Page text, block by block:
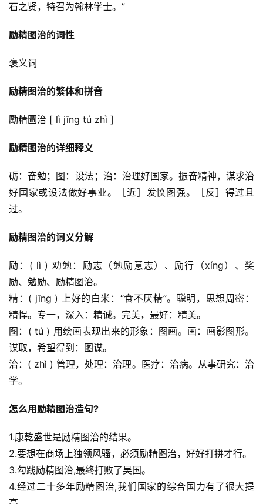
石之贤，特召为翰林学士。”
励精图治的词性
褒义词
励精图治的繁体和拼音
勵精圖治 [ lì jīng tú zhì ]
励精图治的详细释义
砺：奋勉；图：设法；治：治理好国家。振奋精神，谋求治
好国家或设法做好事业。［近］发愤图强。［反］得过且
过。
励精图治的词义分解
励：( lì ) 劝勉：励志（勉励意志）、励行（xíng）、奖
励、勉励、励精图治。
精：( jīng ) 上好的白米：“食不厌精”。聪明，思想周密：
精悍。专一，深入：精诚。完美，最好：精美。
图：( tú ) 用绘画表现出来的形象：图画。画：画影图形。
谋取，希望得到：图谋。
治：( zhì ) 管理，处理：治理。医疗：治病。从事研究：治
学。
怎么用励精图治造句?
1.康乾盛世是励精图治的结果。
2.要想在商场上独领风骚，必须励精图治，好好打拼才行。
3.勾践励精图治,最终打败了吴国。
4.经过二十多年励精图治,我们国家的综合国力有了很大提